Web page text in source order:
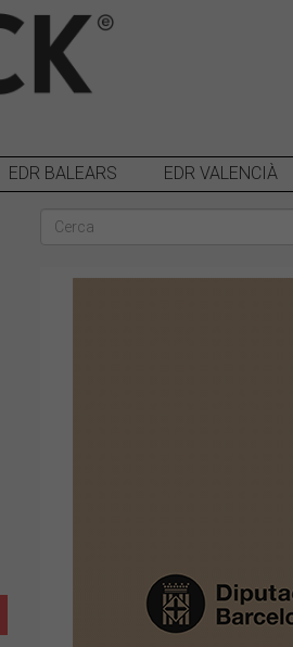
EDR BALEARS EDR VALENCIÀ